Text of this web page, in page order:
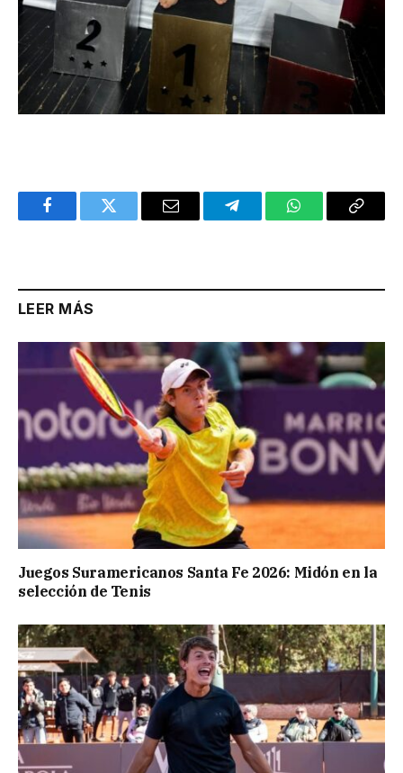
FacebookTwitter Email TelegramWhatsAppCopy
LEER MÁS
Juegos Suramericanos Santa Fe 2026: Midón en la
selección de Tenis